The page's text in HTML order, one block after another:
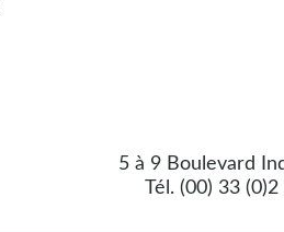
5 à 9 Boulevard
Tél. (00) 33